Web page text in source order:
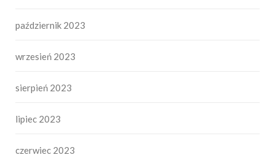
październik 2023
wrzesień 2023
sierpień 2023
lipiec 2023
czerwiec 2023